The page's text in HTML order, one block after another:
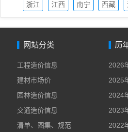
信息
信息
信息
信息
信息
浙江
江西
南宁
西藏
网站分类
工程造价信息
建材市场价
园林造价信息
交通造价信息
清单、图集、规范
历
2026
2025
2024
2023
2022